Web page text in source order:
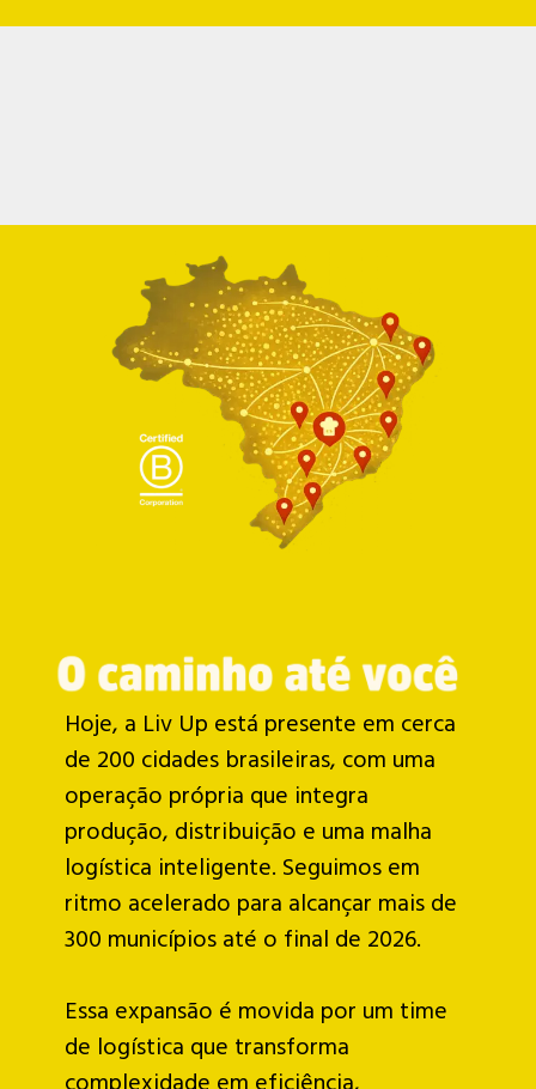
Hoje, a Liv Up está presente em cerca
de 200 cidades brasileiras, com uma
operação própria que integra
produção, distribuição e uma malha
logística inteligente. Seguimos em
ritmo acelerado para alcançar mais de
300 municípios até o final de 2026.
Essa expansão é movida por um time
de logística que transforma